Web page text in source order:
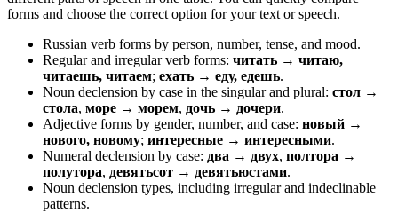
forms and choose the correct option for your text or speech.
Russian verb forms by person, number, tense, and mood.
Regular and irregular verb forms: читать → читаю,
читаешь, читаем; ехать → еду, едешь.
Noun declension by case in the singular and plural: стол →
стола, море → морем, дочь → дочери.
Adjective forms by gender, number, and case: новый →
нового, новому; интересные → интересными.
Numeral declension by case: два → двух, полтора →
полутора, девятьсот → девятьюстами.
Noun declension types, including irregular and indeclinable
patterns.